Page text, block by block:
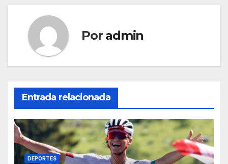
Por admin
Entrada relacionada
DEPORTES